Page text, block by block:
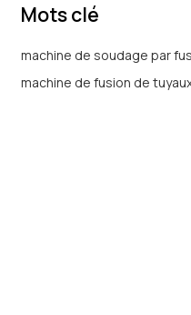
Mots clé
machine de soudage par
machine de fusion de